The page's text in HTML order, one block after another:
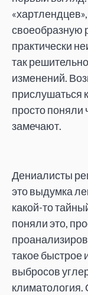
своеобразную
практически
так
изменений.
прислушаться
просто поняли
замечают.
Дениалисты
это выдумка
какой-то
поняли это,
такое быстрое
выбросов
климатология.